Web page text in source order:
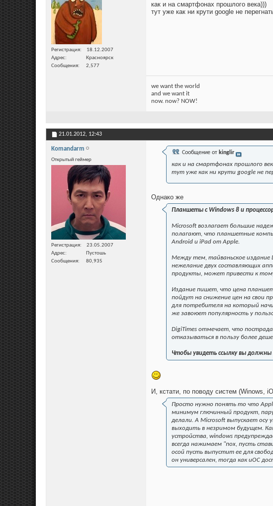
Регистрация
18.12.2007
Адрес
Красноярск
Сообщения
2,577
как и на смартфонах прошлого века)))
тут уже как ни крути google не
we want the world
and we want it
now. now? NOW!
21.01.2012, 12:43
Komandarm
Открытый геймер
Регистрация
23.05.2007
Адрес
Пустошь
Сообщения
80,935
Сообщение от kinglir
как и на смартфонах прошлого
тут уже как ни крути google не
Однако же
Планшеты с Windows 8 и
Microsoft возлагает большие
полагают, что планшетные
Android и iPad от Apple.
Между тем, тайваньское
нежелание двух составляющих
продукты, может привести к
Издание пишет, что цена
пойдут на снижение цен на свои
для потребителя на который
же завоюет популярность у
DigiTimes отмечает, что
отказываться в пользу более
Чтобы увидеть ссылку вы должны
И, кстати, по поводу систем (Winows,
Просто нужно понять то что
минимум глючинный продукт,
делали. А Microsoft выпускает
выходить в незримом будущем.
устройства, windows
всегда нажимаем "пох, пусть
осой пусть выпустит ее для
он универсален, тогда как иОС